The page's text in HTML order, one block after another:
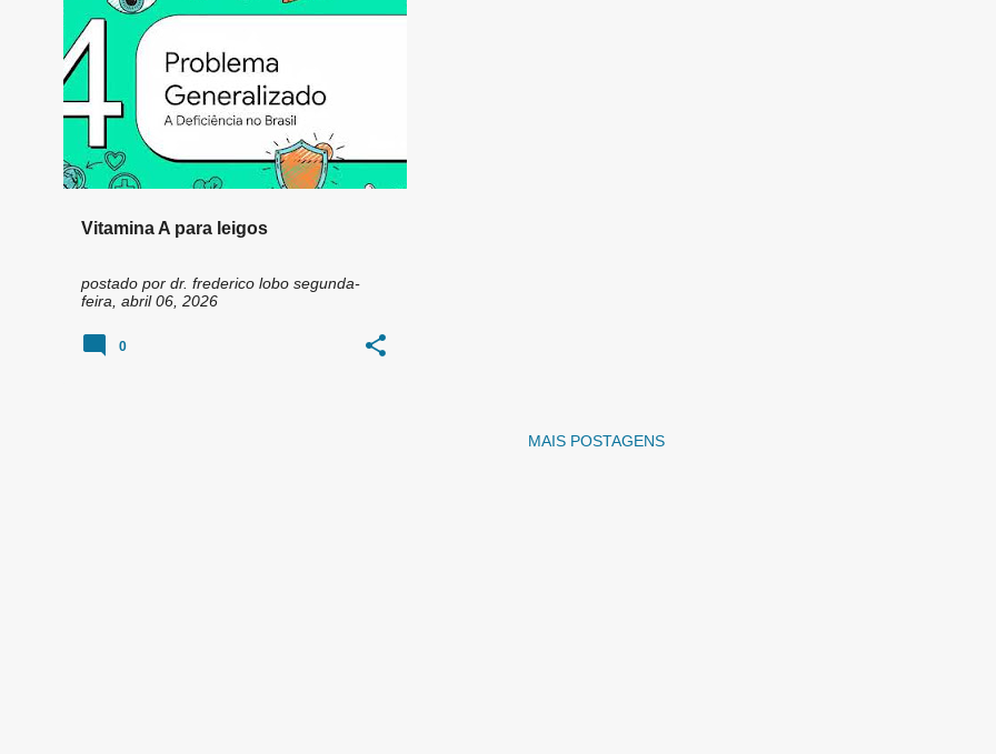
n
s
Vitamina A para leigos
postado por dr. frederico lobo segunda-
feira, abril 06, 2026
ABÓBORA
0
MAIS POSTAGENS